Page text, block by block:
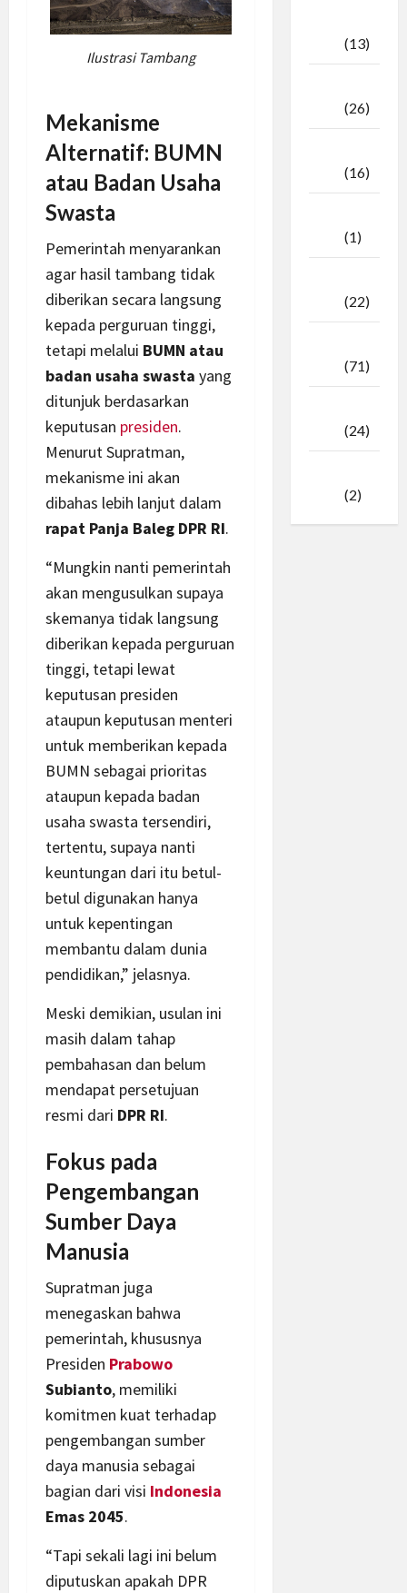
Ilustrasi Tambang
Mekanisme
Alternatif: BUMN
atau Badan Usaha
Swasta
Pemerintah menyarankan
agar hasil tambang tidak
diberikan secara langsung
kepada perguruan tinggi,
tetapi melalui BUMN atau
badan usaha swasta yang
ditunjuk berdasarkan
keputusan presiden.
Menurut Supratman,
mekanisme ini akan
dibahas lebih lanjut dalam
rapat Panja Baleg DPR RI.
“Mungkin nanti pemerintah
akan mengusulkan supaya
skemanya tidak langsung
diberikan kepada perguruan
tinggi, tetapi lewat
keputusan presiden
ataupun keputusan menteri
untuk memberikan kepada
BUMN sebagai prioritas
ataupun kepada badan
usaha swasta tersendiri,
tertentu, supaya nanti
keuntungan dari itu betul-
betul digunakan hanya
untuk kepentingan
membantu dalam dunia
pendidikan,” jelasnya.
Meski demikian, usulan ini
masih dalam tahap
pembahasan dan belum
mendapat persetujuan
resmi dari DPR RI.
Fokus pada
Pengembangan
Sumber Daya
Manusia
Supratman juga
menegaskan bahwa
pemerintah, khususnya
Presiden Prabowo
Subianto, memiliki
komitmen kuat terhadap
pengembangan sumber
daya manusia sebagai
bagian dari visi Indonesia
Emas 2045.
“Tapi sekali lagi ini belum
diputuskan apakah DPR
(13)
(26)
(16)
(1)
(22)
(71)
(24)
(2)